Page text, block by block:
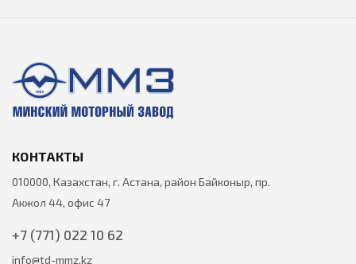
КОНТАКТЫ
010000, Казахстан, г. Астана, район Байконыр, пр.
Акжол 44, офис 47
+7 (771) 022 10 62
info@td-mmz.kz